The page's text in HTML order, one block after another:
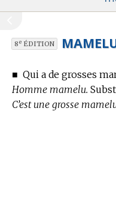
8eÉDITION
■ Qui a de grosses
Homme mamelu.
C’est une grosse